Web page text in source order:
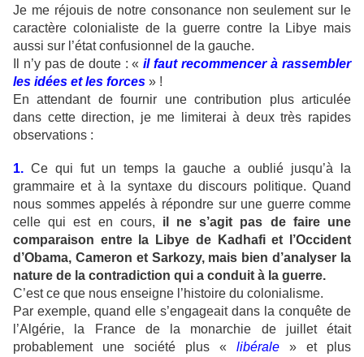
Je me réjouis de notre consonance non seulement sur le
caractère colonialiste de la guerre contre la Libye mais
aussi sur l’état confusionnel de la gauche.
Il n’y pas de doute : «il faut recommencer à rassembler
les idées et les forces » !
En attendant de fournir une contribution plus articulée
dans cette direction, je me limiterai à deux très rapides
observations :
1. Ce qui fut un temps la gauche a oublié jusqu’à la
grammaire et à la syntaxe du discours politique. Quand
nous sommes appelés à répondre sur une guerre comme
celle qui est en cours, il ne s’agit pas de faire une
comparaison entre la Libye de Kadhafi et l’Occident
d’Obama, Cameron et Sarkozy, mais bien d’analyser la
nature de la contradiction qui a conduit à la guerre.
C’est ce que nous enseigne l’histoire du colonialisme.
Par exemple, quand elle s’engageait dans la conquête de
l’Algérie, la France de la monarchie de juillet était
probablement une société plus « libérale » et plus